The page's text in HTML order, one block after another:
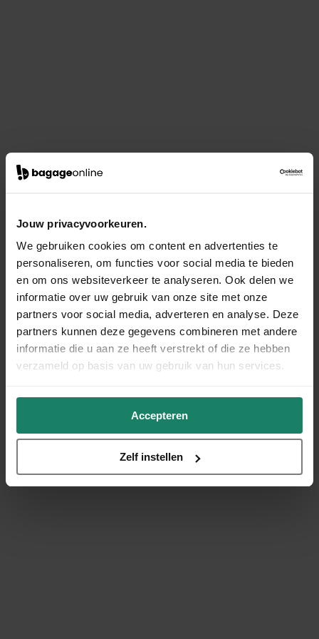
Jouw privacyvoorkeuren.
We gebruiken cookies om content en advertenties te
personaliseren, om functies voor social media te bieden
en om ons websiteverkeer te analyseren. Ook delen we
informatie over uw gebruik van onze site met onze
partners voor social media, adverteren en analyse. Deze
partners kunnen deze gegevens combineren met andere
informatie die u aan ze heeft verstrekt of die ze hebben
verzameld op basis van uw gebruik van hun services.
Accepteren
Zelf instellen